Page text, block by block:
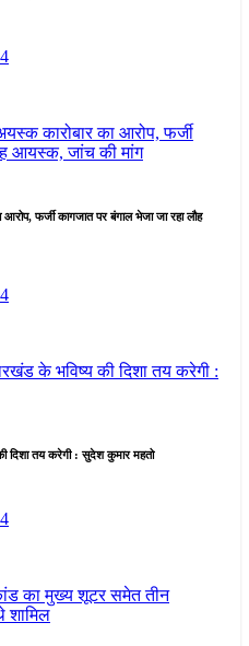
फर्जी कागजात पर बंगाल भेजा जा रहा लौह
दिशा तय करेगी : सुदेश कुमार महतो